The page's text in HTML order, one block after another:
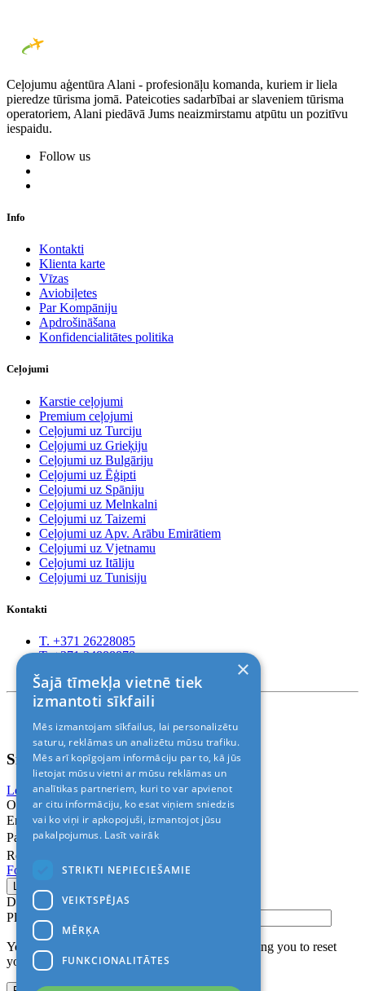
Ceļojumu aģentūra Alani - profesionāļu komanda, kuriem ir liela
pieredze tūrisma jomā. Pateicoties sadarbībai ar slaveniem tūrisma
operatoriem, Alani piedāvā Jums neaizmirstamu atpūtu un pozitīvu
iespaidu.
Follow us
Info
Kontakti
Klienta karte
Vīzas
Aviobiļetes
Par Kompāniju
Apdrošināšana
Konfidencialitātes politika
Ceļojumi
Karstie ceļojumi
Premium ceļojumi
Ceļojumi uz Turciju
Ceļojumi uz Grieķiju
Ceļojumi uz Bulgāriju
Ceļojumi uz Ēģipti
Ceļojumi uz Spāniju
Ceļojumi uz Melnkalni
Ceļojumi uz Taizemi
Ceļojumi uz Apv. Arābu Emirātiem
Ceļojumi uz Vjetnamu
Ceļojumi uz Itāliju
Ceļojumi uz Tunisiju
Kontakti
T. +371 26228085
T. +371 24888878
© 2011-2026> «ALANI SIA»
Sign In
Login with Facebook Login with Google
Or
Email
Password
Remember me
Forgot Password?
Don’t have an account?
Please confirm login email below
You will receive an email containing a link allowing you to reset
your password to a new preferred one.
×
Šajā tīmekļa vietnē tiek
izmantoti sīkfaili
Mēs izmantojam sīkfailus, lai personalizētu
saturu, reklāmas un analizētu mūsu trafiku.
Mēs arī kopīgojam informāciju par to, kā jūs
lietojat mūsu vietni ar mūsu reklāmas un
analītikas partneriem, kuri to var apvienot
ar citu informāciju, ko esat viņiem sniedzis
vai ko viņi ir apkopojuši, izmantojot jūsu
pakalpojumus. Lasīt vairāk
STRIKTI NEPIECIEŠAMIE
VEIKTSPĒJAS
MĒRĶA
FUNKCIONALITĀTES